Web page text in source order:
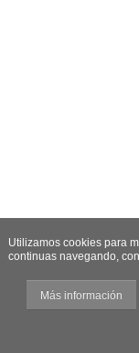
Utilizamos cookies para
continuas navegando,
Más información